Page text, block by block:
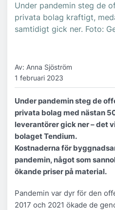
Under pandemin steg de
privata bolag kraftigt,
samtidigt gick ner. Foto:
Av: Anna Sjöström
1 februari 2023
Under pandemin steg de
privata bolag med nästan
leverantörer gick ner – det
bolaget Tendium.
Kostnaderna för
pandemin, något som
ökande priser på material.
Pandemin var dyr för den
2017 och 2021 ökade de